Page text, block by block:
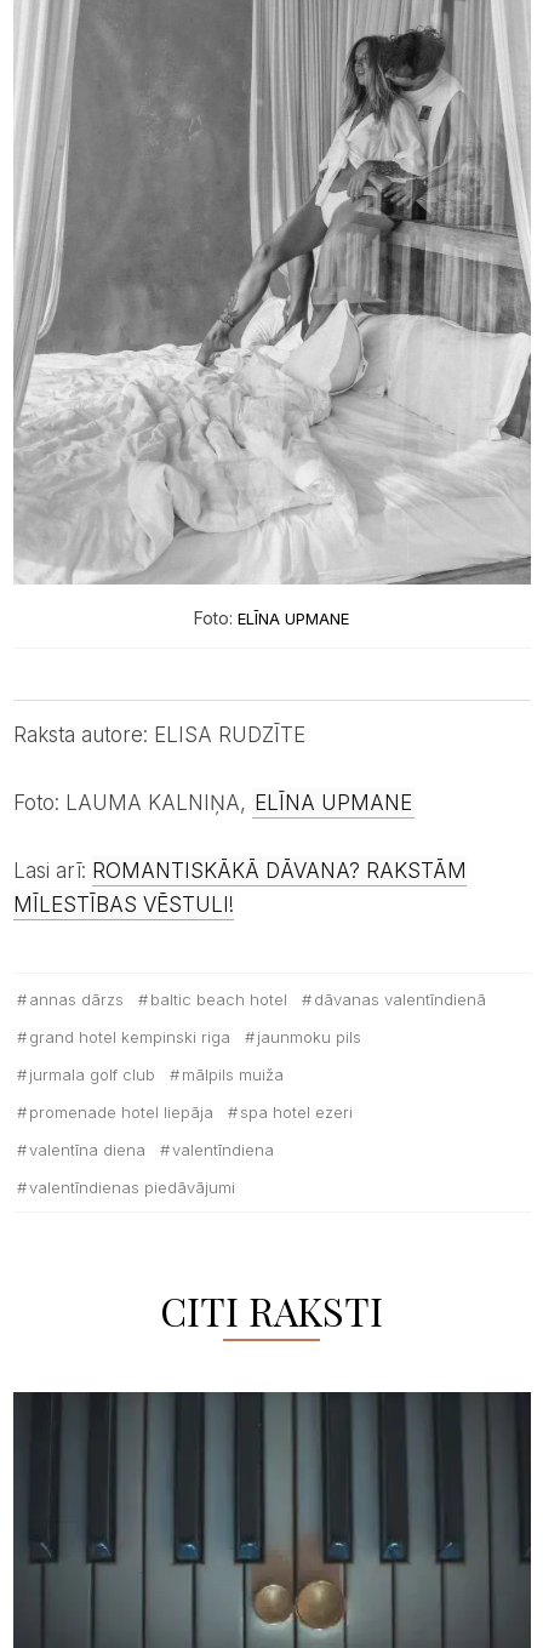
Foto: ELĪNA UPMANE
Raksta autore: ELISA RUDZĪTE
Foto: LAUMA KALNIŅA, ELĪNA UPMANE
Lasi arī: ROMANTISKĀKĀ DĀVANA? RAKSTĀM
MĪLESTĪBAS VĒSTULI!
annas dārzs baltic beach hotel
dāvanas valentīndienā
grand hotel kempinski riga
jaunmoku pils
jurmala golf club
mālpils muiža
promenade hotel liepāja
spa hotel ezeri
valentīna diena
valentīndiena
valentīndienas piedāvājumi
CITI RAKSTI